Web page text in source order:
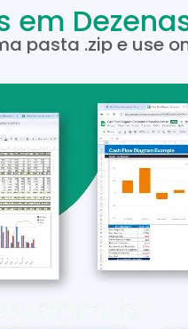
em
pasta .zip e use